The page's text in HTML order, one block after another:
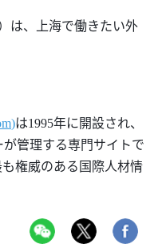
は、上海で働きたい外
)は1995年に開設され、
が管理する専門サイトで
権威のある国際人材情